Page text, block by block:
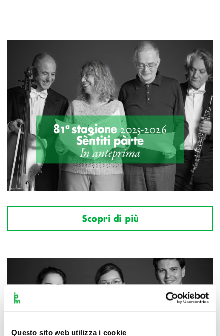
Questo sito web utilizza i cookie
Scopri di più